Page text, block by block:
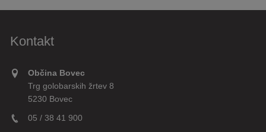
Kontakt
Občina Bovec
Trg golobarskih žrtev 8
5230 Bovec
05 / 38 41 900